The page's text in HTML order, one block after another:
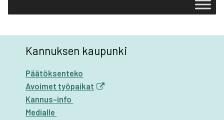
Kannuksen kaupunki
Päätöksenteko
Avoimet työpaikat
Kannus-info
Medialle